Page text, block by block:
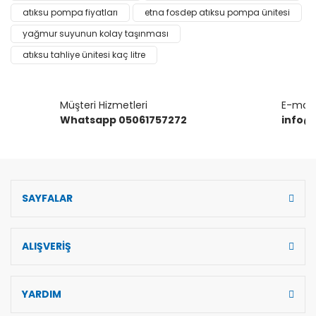
Ürün resmi kalitesiz, bozuk veya görüntülenemiyor.
Ürün açıklamasında eksik bilgiler bulunuyor.
Ürün bilgilerinde hatalar bulunuyor.
Ürün fiyatı diğer sitelerden daha pahalı.
atıksu pompa fiyatları
etna fosdep atıksu pompa ünitesi
yağmur suyunun kolay taşınması
atıksu tahliye ünitesi kaç litre
Müşteri Hizmetleri
Whatsapp 05061757272
E-mail
SAYFALAR
ALIŞVERİŞ
YARDIM